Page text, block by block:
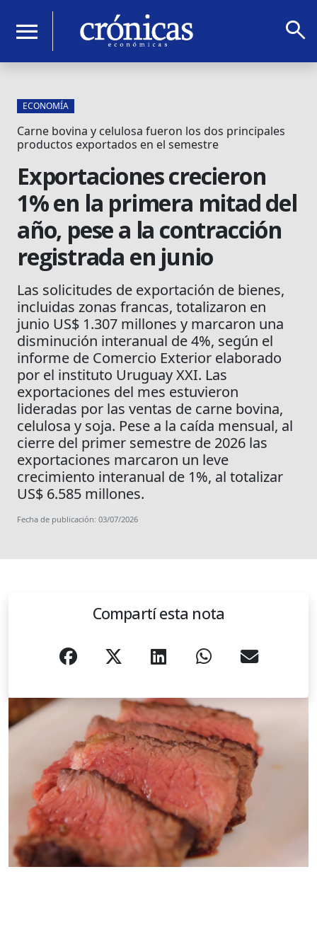
menu search
ECONOMÍA
Carne bovina y celulosa fueron los dos principales
productos exportados en el semestre
Exportaciones crecieron
1% en la primera mitad del
año, pese a la contracción
registrada en junio
Las solicitudes de exportación de bienes,
incluidas zonas francas, totalizaron en
junio US$ 1.307 millones y marcaron una
disminución interanual de 4%, según el
informe de Comercio Exterior elaborado
por el instituto Uruguay XXI. Las
exportaciones del mes estuvieron
lideradas por las ventas de carne bovina,
celulosa y soja. Pese a la caída mensual, al
cierre del primer semestre de 2026 las
exportaciones marcaron un leve
crecimiento interanual de 1%, al totalizar
US$ 6.585 millones.
Fecha de publicación: 03/07/2026
Compartí esta nota